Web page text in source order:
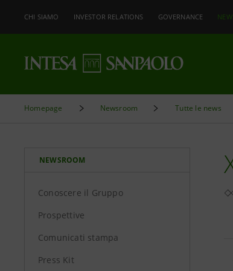
CHI SIAMO INVESTOR RELATIONS GOVERNANCE
Homepage Newsroom Tutte le news
NEWSROOM
Conoscere il Gruppo
Prospettive
Comunicati stampa
Press Kit